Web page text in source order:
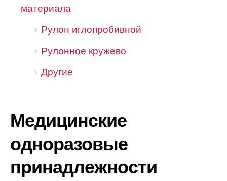
материала
Рулон иглопробивной
Рулонное кружево
Другие
Медицинские
одноразовые
принадлежности